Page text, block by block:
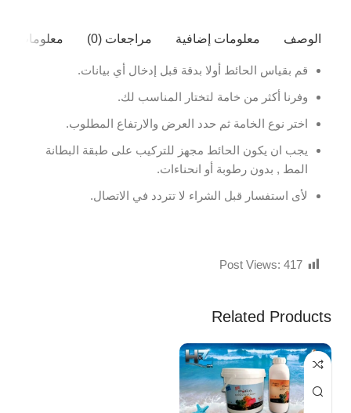
الوصف معلومات إضافية مراجعات (0) معلومات
قم بقياس الحائط أولا بدقة قبل إدخال أي بيانات.
وفرنا أكثر من خامة لتختار المناسب لك.
اختر نوع الخامة ثم حدد العرض والارتفاع المطلوب.
يجب ان يكون الحائط مجهز للتركيب على طبقة البطانة
المط , بدون رطوبة أو انحناءات.
لأى استفسار قبل الشراء لا تتردد في الاتصال.
Post Views: 417
Related Products